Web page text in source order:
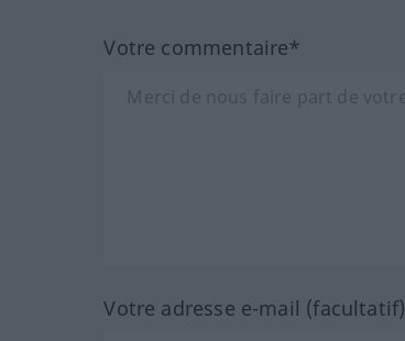
Votre commentaire*
Votre adresse e-mail (facultatif)